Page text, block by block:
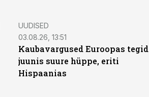
UUDISED
03.08.26, 13:51
Kaubavargused Euroopas tegid
juunis suure hüppe, eriti
Hispaanias